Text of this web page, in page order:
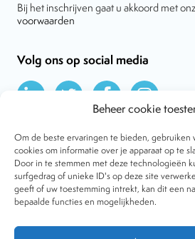
Beheer cookie
Om de beste ervaringen te bieden, gebruiken
cookies om informatie over je apparaat op te
Door in te stemmen met deze technologieën
surfgedrag of unieke ID's op deze site
geeft of uw toestemming intrekt, kan dit een
bepaalde functies en mogelijkheden.
Bij het inschrijven gaat u akkoord met
voorwaarden
Volg ons op social media
Over VtdK
Contact
Nieuws
Behandelwijzen
Dossiers